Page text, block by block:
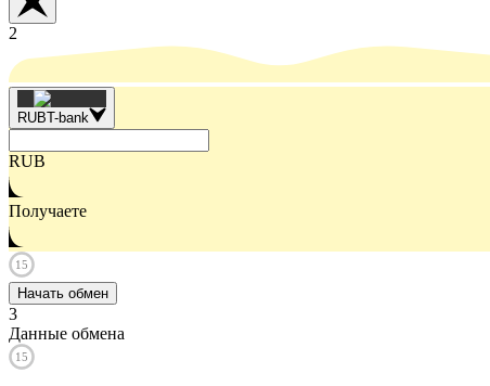
2
RUBT-bank
RUB
Получаете
15
Начать обмен
3
Данные обмена
15